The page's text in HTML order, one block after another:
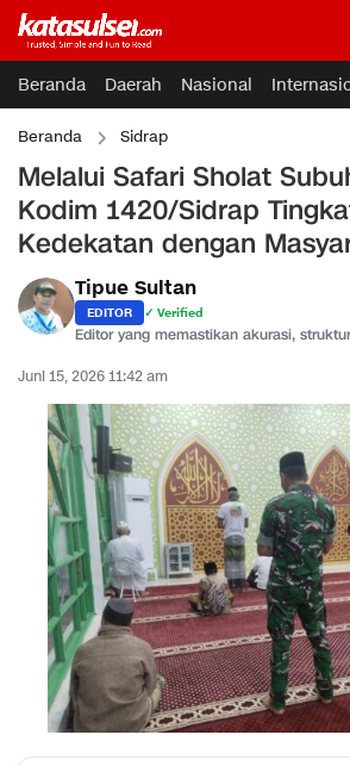
Beranda Daerah Nasional
Beranda Sidrap
Melalui Safari Sholat
Kodim 1420/Sidrap
Kedekatan dengan
Tipue Sultan
EDITOR ✓ Verified
Editor yang memastikan akurasi,
Juni 15, 2026 11:42 am